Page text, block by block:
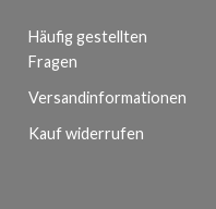
Häufig gestellten
Fragen
Versandinformationen
Kauf widerrufen